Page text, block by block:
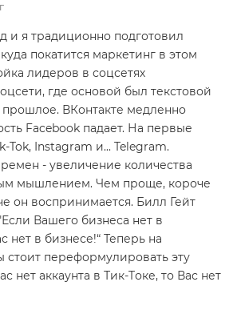
и я традиционно подготовил
покатится маркетинг в этом
лидеров в соцсетях
где основой был текстовой
прошлое. ВКонтакте медленно
Facebook падает. На первые
Tok, Instagram и... Telegram.
- увеличение количества
мышлением. Чем проще, короче
он воспринимается. Билл Гейт
Вашего бизнеса нет в
нет в бизнесе!“ Теперь на
переформулировать эту
нет аккаунта в Тик-Tоке, то Вас нет